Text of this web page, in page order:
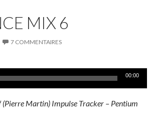
MIX 6
7 COMMENTAIRES
00:00
Martin) Impulse Tracker – Pentium